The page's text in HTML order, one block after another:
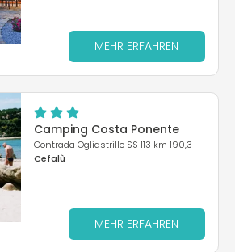
MEHR ERFAHREN
Camping Costa Ponente
Contrada Ogliastrillo SS 113 km 190,3
Cefalù
MEHR ERFAHREN